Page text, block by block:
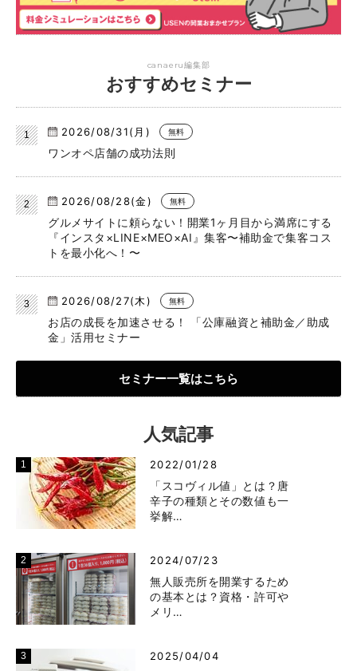
canaeru編集部
おすすめセミナー
2026/08/31(月) 無料
ワンオペ店舗の成功法則
2026/08/28(金) 無料
グルメサイトに頼らない！開業1ヶ月目から満席にする
『インスタ×LINE×MEO×AI』集客〜補助金で集客コス
トを最小化へ！〜
2026/08/27(木) 無料
お店の成長を加速させる！ 「公庫融資と補助金／助成
金」活用セミナー
セミナー一覧はこちら
人気記事
2022/01/28
「スコヴィル値」とは？唐
辛子の種類とその数値も一
挙解…
2024/07/23
無人販売所を開業するため
の基本とは？資格・許可や
メリ…
2025/04/04